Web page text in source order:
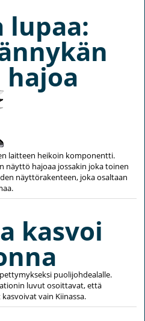
lupaa:
laitteen heikoin komponentti.
hajoaa jossakin joka toinen
näyttörakenteen, joka osaltaan
kasvoi
puolijohdealalle.
luvut osoittavat, että
vain Kiinassa.